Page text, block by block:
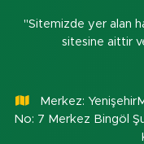
"Sitemizde yer alan
sitesine aittir
Merkez:
No: 7 Merkez Bingöl